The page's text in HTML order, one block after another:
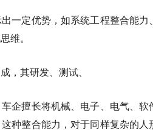
一定优势，如系统工程整合能
维。
，其研发、测试、
企擅长将机械、电子、电气、
种整合能力，对于同样复杂的